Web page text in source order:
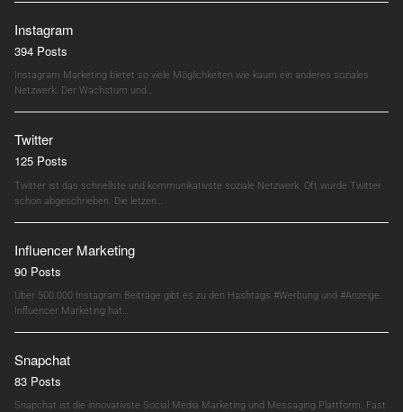
Instagram
394 Posts
Instagram Marketing bietet so viele Möglichkeiten wie kaum ein anderes soziales
Netzwerk. Der Wachstum und…
Twitter
125 Posts
Twitter ist das schnellste und kommunikativste soziale Netzwerk. Oft wurde Twitter
schon abgeschrieben. Die letzen…
Influencer Marketing
90 Posts
Über 500.000 Instagram Beiträge gibt es zu den Hashtags #Werbung und #Anzeige.
Influencer Marketing hat…
Snapchat
83 Posts
Snapchat ist die innovativste Social Media Marketing und Messaging Plattform. Fast